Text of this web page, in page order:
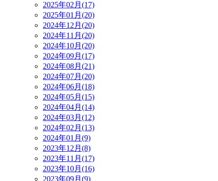
2025年02月(17)
2025年01月(20)
2024年12月(20)
2024年11月(20)
2024年10月(20)
2024年09月(17)
2024年08月(21)
2024年07月(20)
2024年06月(18)
2024年05月(15)
2024年04月(14)
2024年03月(12)
2024年02月(13)
2024年01月(9)
2023年12月(8)
2023年11月(17)
2023年10月(16)
2023年09月(9)